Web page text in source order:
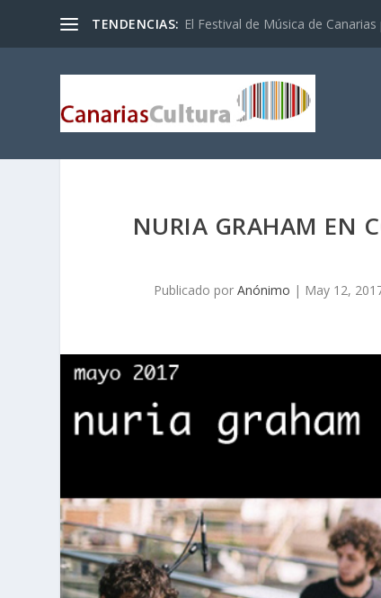
TENDENCIAS: El Festival de Música de Canarias
NURIA GRAHAM EN
Publicado por Anónimo | May 12,